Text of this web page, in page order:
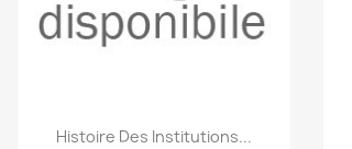
Anteprima
Histoire Des Institutions...